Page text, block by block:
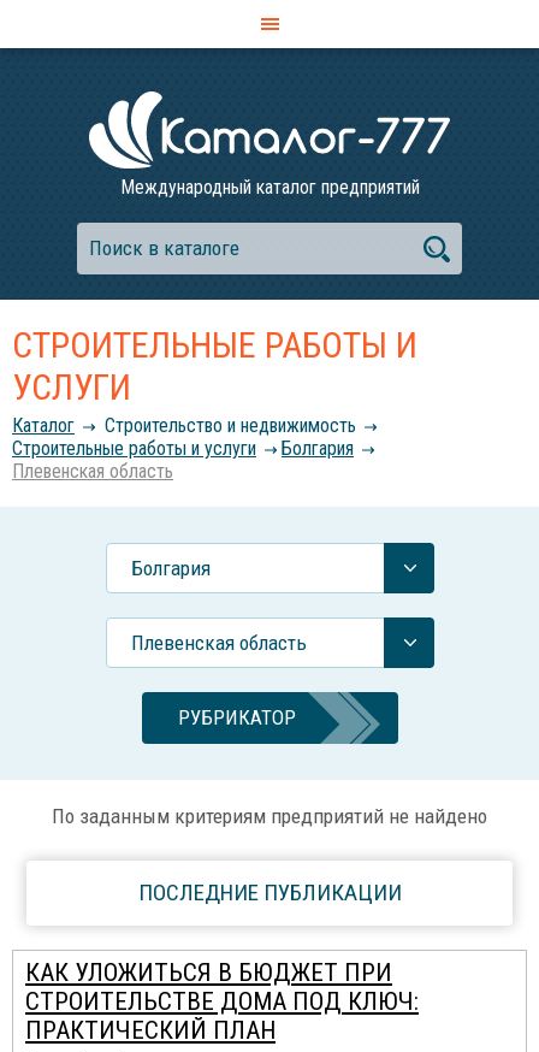
Международный каталог предприятий
СТРОИТЕЛЬНЫЕ РАБОТЫ И
УСЛУГИ
Каталог
Строительство и недвижимость
Строительные работы и услуги
Болгария
Плевенская область
Болгария
Плевенская область
РУБРИКАТОР
По заданным критериям предприятий не найдено
ПОСЛЕДНИЕ ПУБЛИКАЦИИ
КАК УЛОЖИТЬСЯ В БЮДЖЕТ ПРИ
СТРОИТЕЛЬСТВЕ ДОМА ПОД КЛЮЧ:
ПРАКТИЧЕСКИЙ ПЛАН